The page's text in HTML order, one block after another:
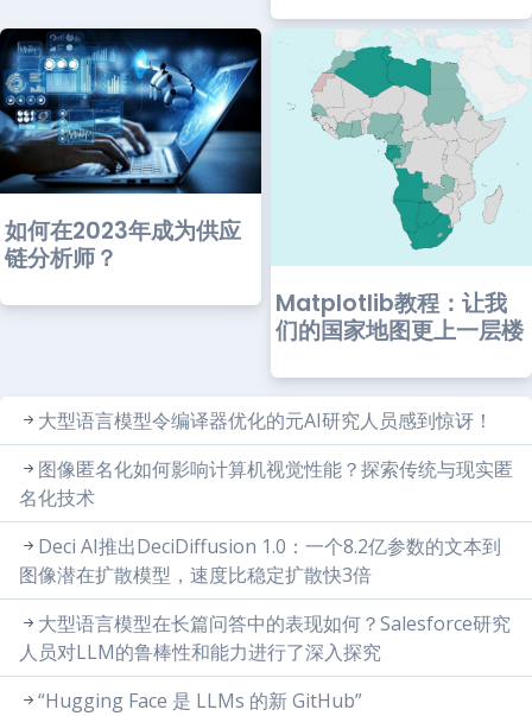
如何在2023年成为供应
链分析师？
Matplotlib教程：让我
们的国家地图更上一层楼
大型语言模型令编译器优化的元AI研究人员感到惊讶！
图像匿名化如何影响计算机视觉性能？探索传统与现实匿
名化技术
Deci AI推出DeciDiffusion 1.0：一个8.2亿参数的文本到
图像潜在扩散模型，速度比稳定扩散快3倍
大型语言模型在长篇问答中的表现如何？Salesforce研究
人员对LLM的鲁棒性和能力进行了深入探究
“Hugging Face 是 LLMs 的新 GitHub”